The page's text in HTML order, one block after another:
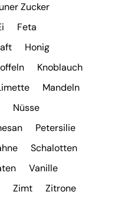
Zucker
Feta
Honig
Knoblauch
Mandeln
Nüsse
Petersilie
Schalotten
Vanille
Zimt
Zitrone